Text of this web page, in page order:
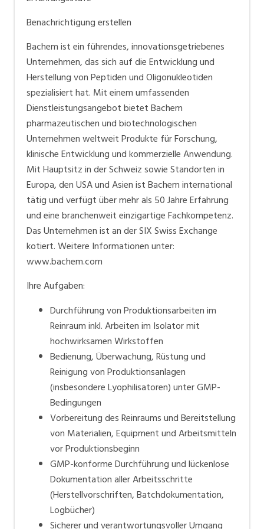
peptide research Excellent know-how in peptide
chemistry and organic synthesis (technology
leadership) Efficient manufacturing processes (cost
leadership) Bachem sets industry standards With
headquarters in Bubendorf, Switzerland and affiliates
in Europe and the US, Bachem works on a global scale
and holds a leading position in the field of peptides.
Benachrichtigung erstellen
Bachem ist ein führendes, innovationsgetriebenes
Unternehmen, das sich auf die Entwicklung und
Herstellung von Peptiden und Oligonukleotiden
spezialisiert hat. Mit einem umfassenden
Dienstleistungsangebot bietet Bachem
pharmazeutischen und biotechnologischen
Unternehmen weltweit Produkte für Forschung,
klinische Entwicklung und kommerzielle Anwendung.
Mit Hauptsitz in der Schweiz sowie Standorten in
Europa, den USA und Asien ist Bachem international
tätig und verfügt über mehr als 50 Jahre Erfahrung
und eine branchenweit einzigartige Fachkompetenz.
Das Unternehmen ist an der SIX Swiss Exchange
kotiert. Weitere Informationen unter:
www.bachem.com
Ihre Aufgaben:
Durchführung von Produktionsarbeiten im
Reinraum inkl. Arbeiten im Isolator mit
hochwirksamen Wirkstoffen
Bedienung, Überwachung, Rüstung und
Reinigung von Produktionsanlagen
(insbesondere Lyophilisatoren) unter GMP-
Bedingungen
Vorbereitung des Reinraums und Bereitstellung
von Materialien, Equipment und Arbeitsmitteln
vor Produktionsbeginn
GMP-konforme Durchführung und lückenlose
Dokumentation aller Arbeitsschritte
(Herstellvorschriften, Batchdokumentation,
Logbücher)
Sicherer und verantwortungsvoller Umgang